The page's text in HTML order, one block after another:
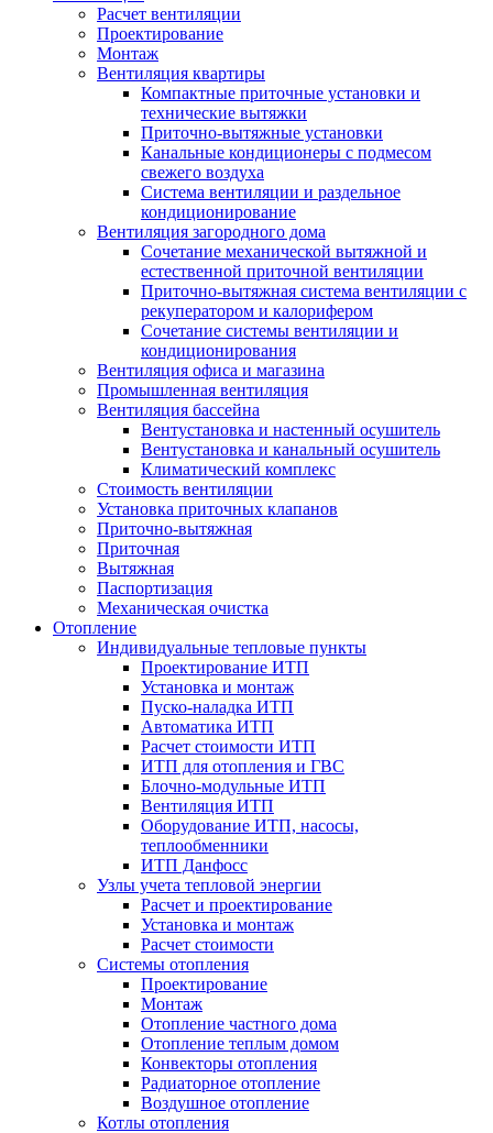
Расчет вентиляции
Проектирование
Монтаж
Вентиляция квартиры
Компактные приточные установки и
технические вытяжки
Приточно-вытяжные установки
Канальные кондиционеры с подмесом
свежего воздуха
Cистема вентиляции и раздельное
кондиционирование
Вентиляция загородного дома
Сочетание механической вытяжной и
естественной приточной вентиляции
Приточно-вытяжная система вентиляции с
рекуператором и калорифером
Сочетание системы вентиляции и
кондиционирования
Вентиляция офиса и магазина
Промышленная вентиляция
Вентиляция бассейна
Вентустановка и настенный осушитель
Вентустановка и канальный осушитель
Климатический комплекс
Стоимость вентиляции
Установка приточных клапанов
Приточно-вытяжная
Приточная
Вытяжная
Паспортизация
Механическая очистка
Отопление
Индивидуальные тепловые пункты
Проектирование ИТП
Установка и монтаж
Пуско-наладка ИТП
Автоматика ИТП
Расчет стоимости ИТП
ИТП для отопления и ГВС
Блочно-модульные ИТП
Вентиляция ИТП
Оборудование ИТП, насосы,
теплообменники
ИТП Данфосс
Узлы учета тепловой энергии
Расчет и проектирование
Установка и монтаж
Расчет стоимости
Системы отопления
Проектирование
Монтаж
Отопление частного дома
Отопление теплым домом
Конвекторы отопления
Радиаторное отопление
Воздушное отопление
Котлы отопления